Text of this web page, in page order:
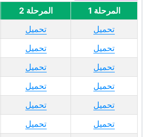
المرحلة 1
المرحلة 2
تحميل
تحميل
تحميل
تحميل
تحميل
تحميل
تحميل
تحميل
تحميل
تحميل
تحميل
تحميل